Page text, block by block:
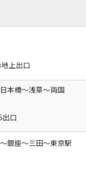
上出口
本橋～浅草～両国
出口
銀座～三田～東京駅